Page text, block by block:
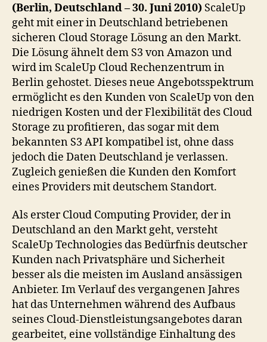
(Berlin, Deutschland – 30. Juni 2010) ScaleUp
geht mit einer in Deutschland betriebenen
sicheren Cloud Storage Lösung an den Markt.
Die Lösung ähnelt dem S3 von Amazon und
wird im ScaleUp Cloud Rechenzentrum in
Berlin gehostet. Dieses neue Angebotsspektrum
ermöglicht es den Kunden von ScaleUp von den
niedrigen Kosten und der Flexibilität des Cloud
Storage zu profitieren, das sogar mit dem
bekannten S3 API kompatibel ist, ohne dass
jedoch die Daten Deutschland je verlassen.
Zugleich genießen die Kunden den Komfort
eines Providers mit deutschem Standort.
Als erster Cloud Computing Provider, der in
Deutschland an den Markt geht, versteht
ScaleUp Technologies das Bedürfnis deutscher
Kunden nach Privatsphäre und Sicherheit
besser als die meisten im Ausland ansässigen
Anbieter. Im Verlauf des vergangenen Jahres
hat das Unternehmen während des Aufbaus
seines Cloud-Dienstleistungsangebotes daran
gearbeitet, eine vollständige Einhaltung des